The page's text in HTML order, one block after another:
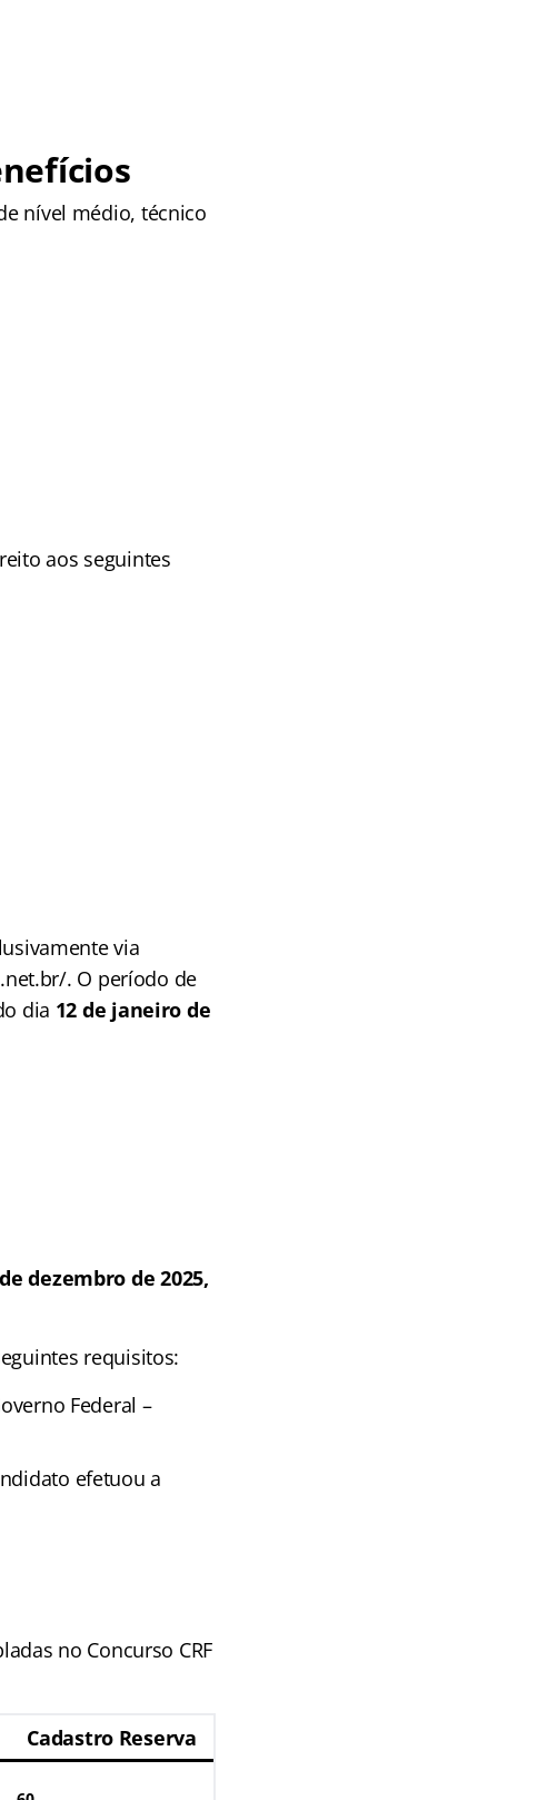
nível médio, técnico
aos seguintes
via
. O período de
dia 12 de janeiro de
dezembro de 2025,
requisitos:
Federal –
efetuou a
no Concurso CRF
Cadastro Reserva